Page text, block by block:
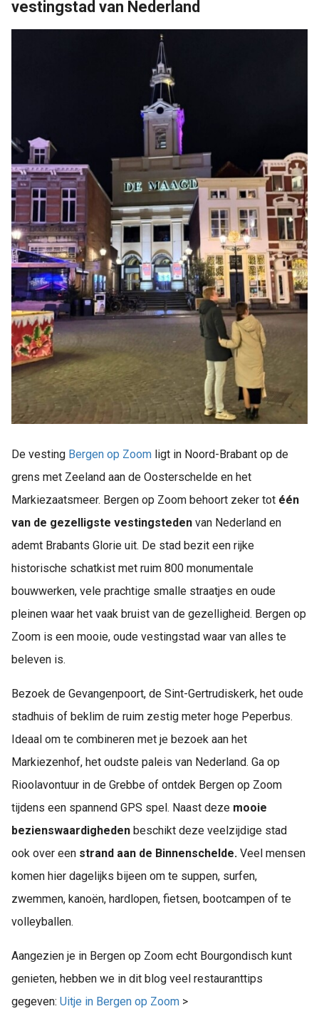
vestingstad van Nederland
De vesting Bergen op Zoom ligt in Noord-Brabant op de
grens met Zeeland aan de Oosterschelde en het
Markiezaatsmeer. Bergen op Zoom behoort zeker tot één
van de gezelligste vestingsteden van Nederland en
ademt Brabants Glorie uit. De stad bezit een rijke
historische schatkist met ruim 800 monumentale
bouwwerken, vele prachtige smalle straatjes en oude
pleinen waar het vaak bruist van de gezelligheid. Bergen op
Zoom is een mooie, oude vestingstad waar van alles te
beleven is.
Bezoek de Gevangenpoort, de Sint-Gertrudiskerk, het oude
stadhuis of beklim de ruim zestig meter hoge Peperbus.
Ideaal om te combineren met je bezoek aan het
Markiezenhof, het oudste paleis van Nederland. Ga op
Rioolavontuur in de Grebbe of ontdek Bergen op Zoom
tijdens een spannend GPS spel. Naast deze mooie
bezienswaardigheden beschikt deze veelzijdige stad
ook over een strand aan de Binnenschelde. Veel mensen
komen hier dagelijks bijeen om te suppen, surfen,
zwemmen, kanoën, hardlopen, fietsen, bootcampen of te
volleyballen.
Aangezien je in Bergen op Zoom echt Bourgondisch kunt
genieten, hebben we in dit blog veel restauranttips
gegeven: Uitje in Bergen op Zoom >